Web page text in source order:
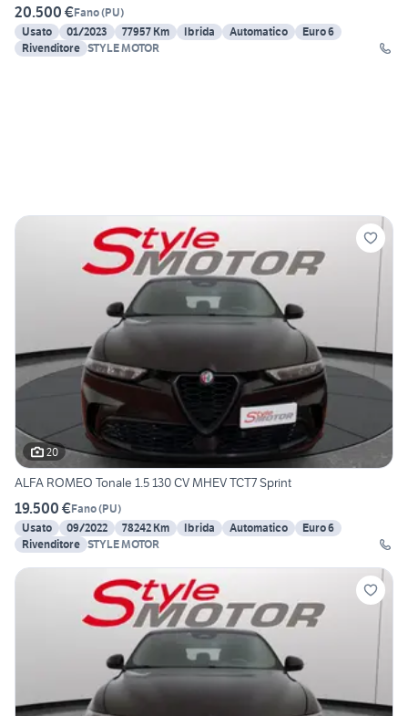
20.500 €Fano(PU)
Usato
01/2023 77957 Km Ibrida Automatico
Euro 6
Rivenditore STYLE MOTOR
20
ALFA ROMEO Tonale 1.5 130 CV MHEV TCT7 Sprint
19.500 €Fano(PU)
Usato
09/2022 78242 Km Ibrida Automatico
Euro 6
Rivenditore STYLE MOTOR